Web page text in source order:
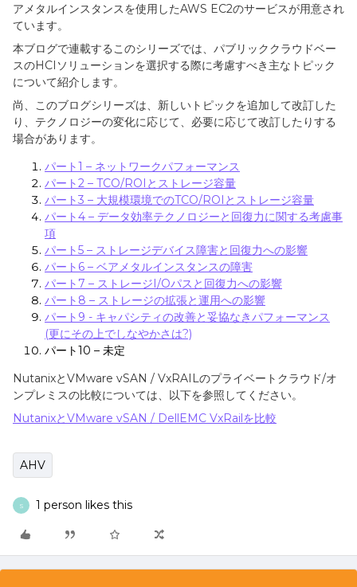
アメタルインスタンスを使用したAWS EC2のサービスが用意され
ています。
本ブログで連載するこのシリーズでは、パブリッククラウドベー
スのHCI ソリューションを選択する際に考慮すべき主なトピック
について紹介します。
尚、このブログシリーズは、新しいトピックを追加して改訂した
り、テクノロジーの変化に応じて、必要に応じて改訂したりする
場合があります。
パート1 – ネットワークパフォーマンス
パート2 – TCO/ROIとストレージ容量
パート3 – 大規模環境でのTCO/ROIとストレージ容量
パート4 – データ効率テクノロジーと回復力に関する考慮事
項
パート5 – ストレージデバイス障害と回復力への影響
パート6 – ベアメタルインスタンスの障害
パート7 – ストレージI/Oパスと回復力への影響
パート8 – ストレージの拡張と運用への影響
パート9 - キャパシティの改善と妥協なきパフォーマンス
(更にその上でしなやかさは?)
パート10 – 未定
NutanixとVMware vSAN / VxRAILのプライベートクラウド/オ
ンプレミスの比較については、以下を参照してください。
NutanixとVMware vSAN / DellEMC VxRailを比較
AHV
S 1 person likes this